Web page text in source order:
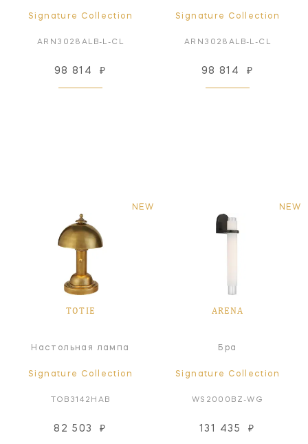
Signature Collection
ARN3028ALB-L-CL
98 814 ₽
Signature Collection
ARN3028ALB-L-CL
98 814 ₽
NEW
TOTIE
Настольная лампа
Signature Collection
TOB3142HAB
82 503 ₽
NEW
ARENA
Бра
Signature Collection
WS2000BZ-WG
131 435 ₽